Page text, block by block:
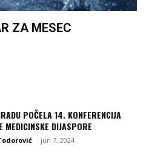
ZA MESEC
POČELA 14. KONFERENCIJA
MEDICINSKE DIJASPORE
- jun 7, 2024